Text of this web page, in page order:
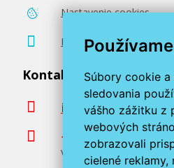
Súbory cookie
sledovania
vášho zážitku z
webových
zobrazovali
cielené reklamy,
Sada originálných
Súprava
Nastavenie cookies
Poradenstvo zadarmo
Kontaktujte nás
info@miroluk.sk
+420 377 222 313
Volajte v pracovné dni od